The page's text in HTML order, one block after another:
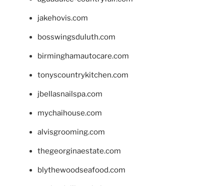
jakehovis.com
bosswingsduluth.com
birminghamautocare.com
tonyscountrykitchen.com
jbellasnailspa.com
mychaihouse.com
alvisgrooming.com
thegeorginaestate.com
blythewoodseafood.com